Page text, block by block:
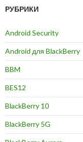
РУБРИКИ
Android Security
Android для BlackBerry
BBM
BES12
BlackBerry 10
BlackBerry 5G